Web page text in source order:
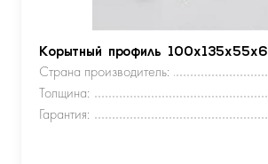
Корытный профиль 100х135х55х6
Страна производитель:
Толщина:
Гарантия: